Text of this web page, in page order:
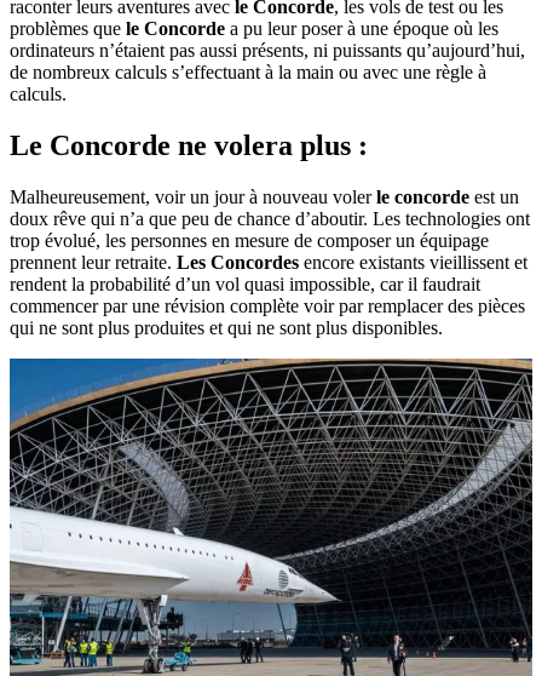
raconter leurs aventures avec le Concorde, les vols de test ou les
problèmes que le Concorde a pu leur poser à une époque où les
ordinateurs n’étaient pas aussi présents, ni puissants qu’aujourd’hui,
de nombreux calculs s’effectuant à la main ou avec une règle à
calculs.
Le Concorde ne volera plus :
Malheureusement, voir un jour à nouveau volerle concorde est un
doux rêve qui n’a que peu de chance d’aboutir. Les technologies ont
trop évolué, les personnes en mesure de composer un équipage
prennent leur retraite. Les Concordes encore existants vieillissent et
rendent la probabilité d’un vol quasi impossible, car il faudrait
commencer par une révision complète voir par remplacer des pièces
qui ne sont plus produites et qui ne sont plus disponibles.